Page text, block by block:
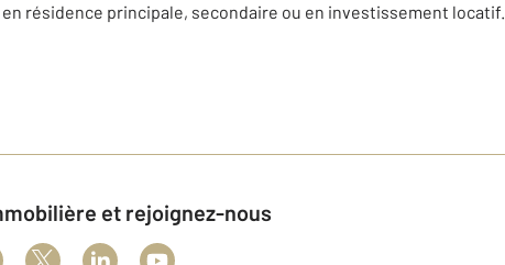
résidence principale, secondaire ou en investissement locatif.
et rejoignez-nous